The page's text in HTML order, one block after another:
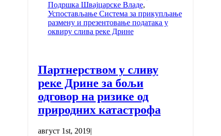
Подршка Швајцарске Владе,
Успостављање Система за прикупљање
размену и презентовање података у
оквиру слива реке Дрине
Партнерством у сливу
реке Дрине за бољи
одговор на ризике од
природних катастрофа
август 1st, 2019|